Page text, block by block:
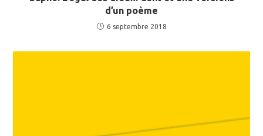
d’un poème
6 septembre 2018